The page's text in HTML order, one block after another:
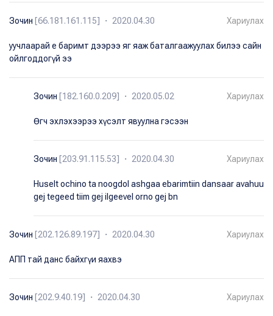
Зочин [66.181.161.115] ・ 2020.04.30 Хариулах
уучлаарай е баримт дээрээ яг яаж баталгаажуулах билээ сайн
ойлгоддогүй ээ
Зочин [182.160.0.209] ・ 2020.05.02 Хариулах
Өгч эхлэхээрээ хүсэлт явуулна гэсээн
Зочин [203.91.115.53] ・ 2020.04.30 Хариулах
Huselt ochino ta noogdol ashgaa ebarimtiin dansaar avahuu
gej tegeed tiim gej ilgeevel orno gej bn
Зочин [202.126.89.197] ・ 2020.04.30 Хариулах
АПП тай данс байхгүи яахвэ
Зочин [202.9.40.19] ・ 2020.04.30 Хариулах